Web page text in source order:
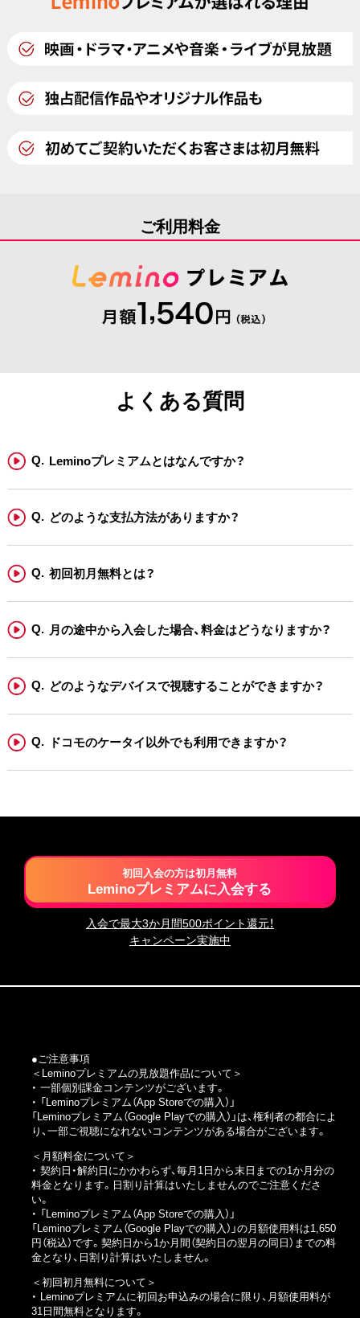
ご利用料金
よくある質問
Leminoプレミアムとはなんですか？
どのような支払方法がありますか？
初回初月無料とは？
月の途中から入会した場合、料金はどうなりますか？
どのようなデバイスで視聴することができますか？
ドコモのケータイ以外でも利用できますか？
初回入会の方は初月無料
Leminoプレミアムに入会する
入会で最大3か月間500ポイント還元！
キャンペーン実施中
●ご注意事項
＜Leminoプレミアムの見放題作品について＞
・ 一部個別課金コンテンツがございます。
・ 「Leminoプレミアム（App Storeでの購入）」
「Leminoプレミアム（Google Playでの購入）」 は、権利者の都合によ
り、一部ご視聴になれないコンテンツがある場合がございます。
＜月額料金について＞
・ 契約日・解約日にかかわらず、毎月1日から末日までの1か月分の
料金となります。日割り計算はいたしませんのでご注意くださ
い。
・ 「Leminoプレミアム（App Storeでの購入）」
「Leminoプレミアム（Google Playでの購入）」の月額使用料は1,650
円（税込）です。契約日から1か月間（契約日の翌月の同日）までの料
金となり、日割り計算はいたしません。
＜初回初月無料について＞
・ Leminoプレミアムに初回お申込みの場合に限り、月額使用料が
31日間無料となります。